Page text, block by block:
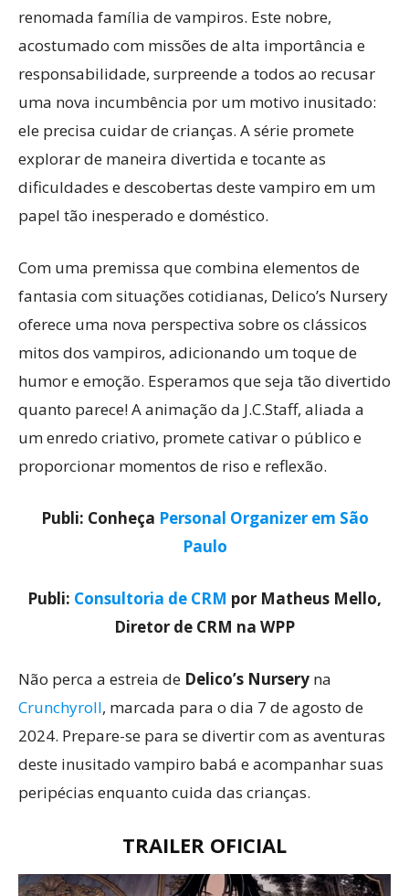
renomada família de vampiros. Este nobre,
acostumado com missões de alta importância e
responsabilidade, surpreende a todos ao recusar
uma nova incumbência por um motivo inusitado:
ele precisa cuidar de crianças. A série promete
explorar de maneira divertida e tocante as
dificuldades e descobertas deste vampiro em um
papel tão inesperado e doméstico.
Com uma premissa que combina elementos de
fantasia com situações cotidianas, Delico’s Nursery
oferece uma nova perspectiva sobre os clássicos
mitos dos vampiros, adicionando um toque de
humor e emoção. Esperamos que seja tão divertido
quanto parece! A animação da J.C.Staff, aliada a
um enredo criativo, promete cativar o público e
proporcionar momentos de riso e reflexão.
Publi: Conheça Personal Organizer em São
Paulo
Publi: Consultoria de CRM por Matheus Mello,
Diretor de CRM na WPP
Não perca a estreia de Delico’s Nursery na
Crunchyroll, marcada para o dia 7 de agosto de
2024. Prepare-se para se divertir com as aventuras
deste inusitado vampiro babá e acompanhar suas
peripécias enquanto cuida das crianças.
TRAILER OFICIAL